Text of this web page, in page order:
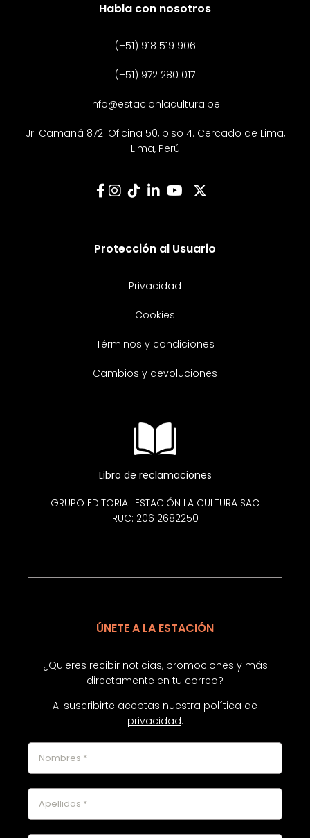
Habla con nosotros
(+51) 918 519 906
(+51) 972 280 017
info@estacionlacultura.pe
Jr. Camaná 872. Oficina 50, piso 4. Cercado de Lima,
Lima, Perú
Protección al Usuario
Privacidad
Cookies
Términos y condiciones
Cambios y devoluciones
Libro de reclamaciones
GRUPO EDITORIAL ESTACIÓN LA CULTURA SAC
RUC: 20612682250
ÚNETE A LA ESTACIÓN
¿Quieres recibir noticias, promociones y más
directamente en tu correo?
Al suscribirte aceptas nuestra política de
privacidad.